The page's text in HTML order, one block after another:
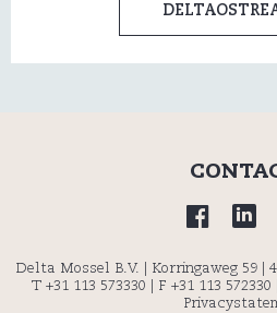
Delta Mossel B.V. | Korringaweg 59 |
T +31 113 573330 | F +31 113 572330 |